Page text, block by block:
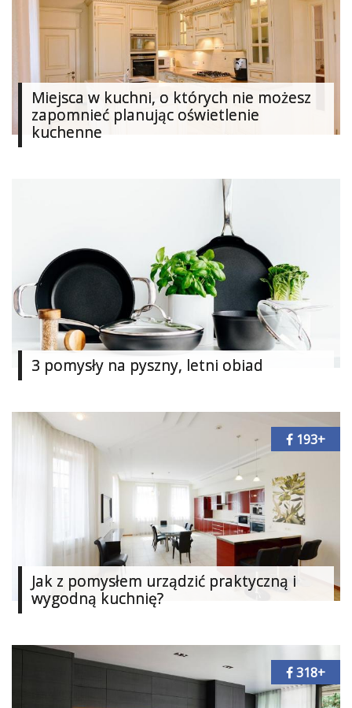
Miejsca w kuchni, o których nie możesz
zapomnieć planując oświetlenie
kuchenne
3 pomysły na pyszny, letni obiad
Jak z pomysłem urządzić praktyczną i
wygodną kuchnię?
193+
318+